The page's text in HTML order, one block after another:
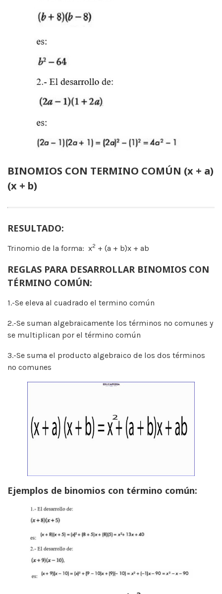
BINOMIOS CON TERMINO COMÚN (x + a)
(x + b)
RESULTADO:
Trinomio de la forma: x2 + (a + b)x + ab
REGLAS PARA DESARROLLAR BINOMIOS CON
TÉRMINO COMÚN:
1.-Se eleva al cuadrado el termino común
2.-Se suman algebraicamente los términos no comunes y
se multiplican por el término común
3.-Se suma el producto algebraico de los dos términos
no comunes
Ejemplos de binomios con término común: